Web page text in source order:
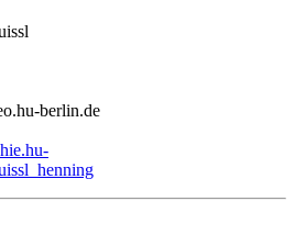
berlin.de